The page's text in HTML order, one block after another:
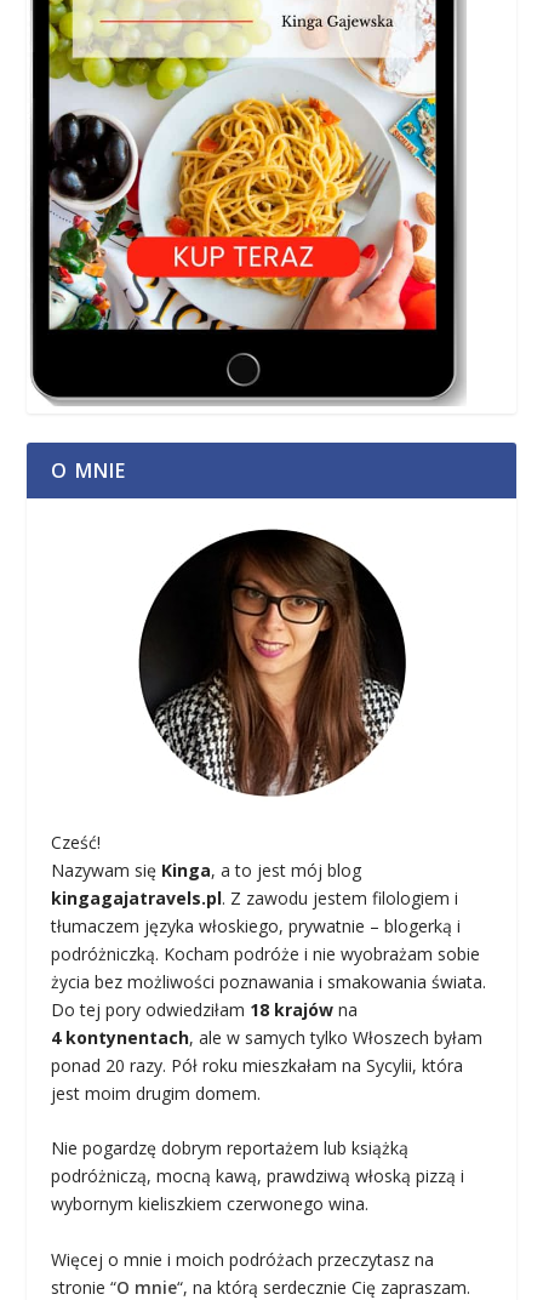
O MNIE
Cześć!
Nazywam się Kinga, a to jest mój blog
kingagajatravels.pl. Z zawodu jestem filologiem i
tłumaczem języka włoskiego, prywatnie – blogerką i
podróżniczką. Kocham podróże i nie wyobrażam sobie
życia bez możliwości poznawania i smakowania świata.
Do tej pory odwiedziłam 18 krajów na
4 kontynentach, ale w samych tylko Włoszech byłam
ponad 20 razy. Pół roku mieszkałam na Sycylii, która
jest moim drugim domem.
Nie pogardzę dobrym reportażem lub książką
podróżniczą, mocną kawą, prawdziwą włoską pizzą i
wybornym kieliszkiem czerwonego wina.
Więcej o mnie i moich podróżach przeczytasz na
stronie “O mnie“, na którą serdecznie Cię zapraszam.